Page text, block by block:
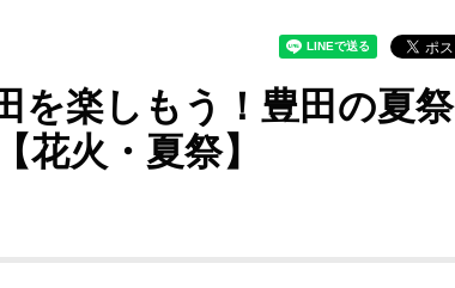
を楽しもう！豊田の夏祭
花火・夏祭】